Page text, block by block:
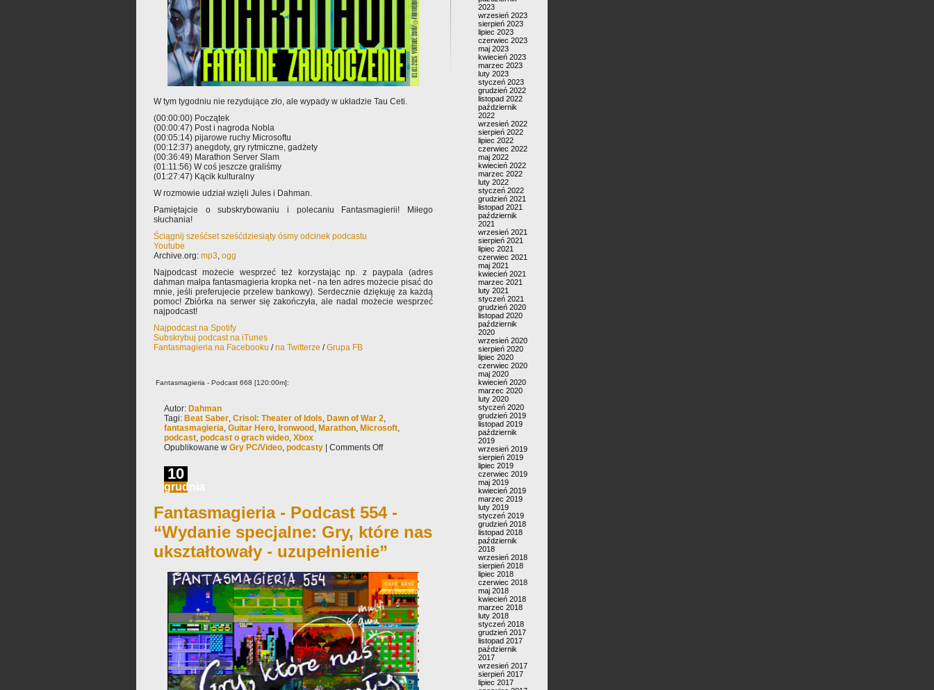
W tym tygodniu nie rezydujące zło, ale wypady w układzie Tau Ceti.
(00:00:00) Początek
(00:00:47) Post i nagroda Nobla
(00:05:14) pijarowe ruchy Microsoftu
(00:12:37) anegdoty, gry rytmiczne, gadżety
(00:36:49) Marathon Server Slam
(01:11:56) W coś jeszcze graliśmy
(01:27:47) Kącik kulturalny
W rozmowie udział wzięli Jules i Dahman.
Pamiętajcie o subskrybowaniu i polecaniu Fantasmagierii! Miłego
słuchania!
Ściągnij sześćset sześćdziesiąty ósmy odcinek podcastu
Youtube
Archive.org: mp3, ogg
Najpodcast możecie wesprzeć też korzystając np. z paypala (adres
dahman małpa fantasmagieria kropka net - na ten adres możecie pisać do
mnie, jeśli preferujecie przelew bankowy). Serdecznie dziękuję za każdą
pomoc! Zbiórka na serwer się zakończyła, ale nadal możecie wesprzeć
najpodcast!
Najpodcast na Spotify
Subskrybuj podcast na iTunes
Fantasmagieria na Facebooku /na Twitterze /Grupa FB
Fantasmagieria - Podcast 668 [120:00m]:
Autor: Dahman
Tagi: Beat Saber, Crisol: Theater of Idols, Dawn of War 2,
fantasmagieria, Guitar Hero, Ironwood , Marathon, Microsoft,
podcast, podcast o grach wideo, Xbox
Opublikowane w Gry PC/Video, podcasty Comments Off
10
grudnia
Fantasmagieria - Podcast 554 -
“Wydanie specjalne: Gry, które nas
ukształtowały - uzupełnienie”
2023
wrzesień 2023
sierpień 2023
lipiec 2023
czerwiec 2023
maj 2023
kwiecień 2023
marzec 2023
luty 2023
styczeń 2023
grudzień 2022
listopad 2022
październik
2022
wrzesień 2022
sierpień 2022
lipiec 2022
czerwiec 2022
maj 2022
kwiecień 2022
marzec 2022
luty 2022
styczeń 2022
grudzień 2021
listopad 2021
październik
2021
wrzesień 2021
sierpień 2021
lipiec 2021
czerwiec 2021
maj 2021
kwiecień 2021
marzec 2021
luty 2021
styczeń 2021
grudzień 2020
listopad 2020
październik
2020
wrzesień 2020
sierpień 2020
lipiec 2020
czerwiec 2020
maj 2020
kwiecień 2020
marzec 2020
luty 2020
styczeń 2020
grudzień 2019
listopad 2019
październik
2019
wrzesień 2019
sierpień 2019
lipiec 2019
czerwiec 2019
maj 2019
kwiecień 2019
marzec 2019
luty 2019
styczeń 2019
grudzień 2018
listopad 2018
październik
2018
wrzesień 2018
sierpień 2018
lipiec 2018
czerwiec 2018
maj 2018
kwiecień 2018
marzec 2018
luty 2018
styczeń 2018
grudzień 2017
listopad 2017
październik
2017
wrzesień 2017
sierpień 2017
lipiec 2017